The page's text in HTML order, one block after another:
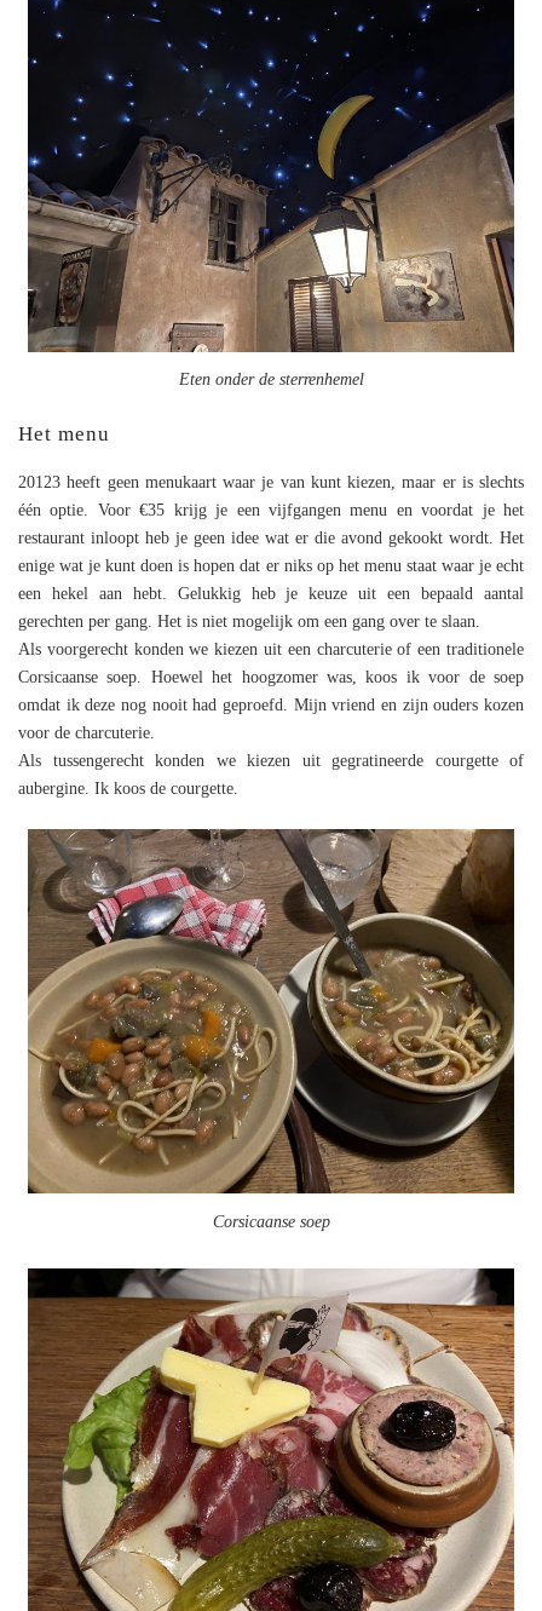
Eten onder de sterrenhemel
Het menu
20123 heeft geen menukaart waar je van kunt kiezen, maar er is slechts
één optie. Voor €35 krijg je een vijfgangen menu en voordat je het
restaurant inloopt heb je geen idee wat er die avond gekookt wordt. Het
enige wat je kunt doen is hopen dat er niks op het menu staat waar je echt
een hekel aan hebt. Gelukkig heb je keuze uit een bepaald aantal
gerechten per gang. Het is niet mogelijk om een gang over te slaan.
Als voorgerecht konden we kiezen uit een charcuterie of een traditionele
Corsicaanse soep. Hoewel het hoogzomer was, koos ik voor de soep
omdat ik deze nog nooit had geproefd. Mijn vriend en zijn ouders kozen
voor de charcuterie.
Als tussengerecht konden we kiezen uit gegratineerde courgette of
aubergine. Ik koos de courgette.
Corsicaanse soep